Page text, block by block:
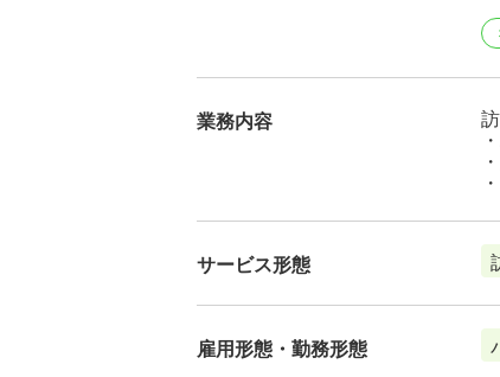
業務内容
サービス形態
雇用形態・勤務形態